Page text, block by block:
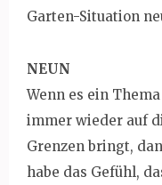
Garten-Situation
NEUN
Wenn es ein
immer wieder auf
Grenzen bringt,
habe das Gefühl,